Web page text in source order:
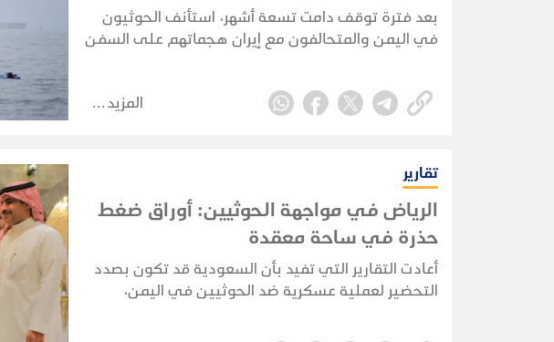
بعد فترة توقف دامت تسعة أشهر، استأنف الحوثيون
في اليمن والمتحالفون مع إيران هجماتهم على السفن
السعودية.
المزيد
تقارير
الرياض في مواجهة الحوثيين: أوراق ضغط
حذرة في ساحة معقدة
أعادت التقارير التي تفيد بأن السعودية قد تكون بصدد
التحضير لعملية عسكرية ضد الحوثيين في اليمن،